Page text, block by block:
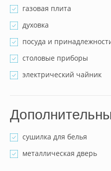
газовая плита
духовка
посуда и
столовые приборы
электрический чайник
сушилка для белья
металлическая дверь